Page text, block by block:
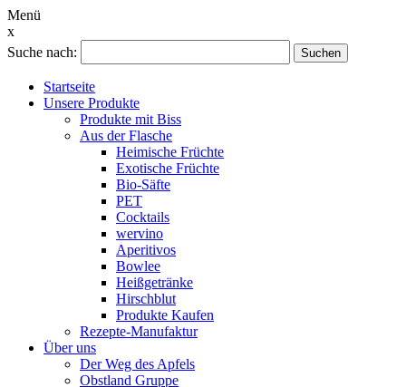
Menü
x
Suche nach:
Suchen
Startseite
Unsere Produkte
Produkte mit Biss
Aus der Flasche
Heimische Früchte
Exotische Früchte
Bio-Säfte
PET
Cocktails
wervino
Aperitivos
Bowlee
Heißgetränke
Hirschblut
Produkte Kaufen
Rezepte-Manufaktur
Über uns
Der Weg des Apfels
Obstland Gruppe